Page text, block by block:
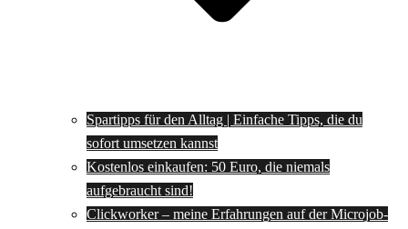
Spartipps für den Alltag | Einfache Tipps, die du
sofort umsetzen kannst
Kostenlos einkaufen: 50 Euro, die niemals
aufgebraucht sind!
Clickworker – meine Erfahrungen auf der Microjob-